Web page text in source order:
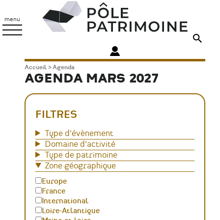
contenu
principal
menu
Patrimoine
Fil
d'Ariane
Accueil Agenda
AGENDA MARS 2027
FILTRES
Type d'évènement
Domaine d'activité
Type de patrimoine
Zone géographique
Europe
France
International
Loire-Atlantique